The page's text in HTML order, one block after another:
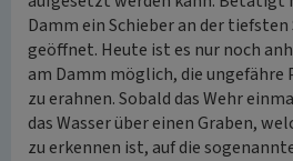
Damm ein Schieber an der
geöffnet. Heute ist es nur noch
am Damm möglich, die ungefähre
zu erahnen. Sobald das Wehr
das Wasser über einen Graben,
zu erkennen ist, auf die